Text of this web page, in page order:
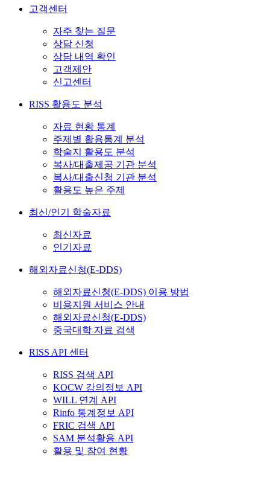
고객센터
자주 찾는 질문
상담 신청
상담 내역 확인
고객제안
신고센터
RISS 활용도 분석
자료 현황 통계
주제별 활용통계 분석
학술지 활용도 분석
복사/대출제공 기관 분석
복사/대출신청 기관 분석
활용도 높은 주제
최신/인기 학술자료
최신자료
인기자료
해외자료신청(E-DDS)
해외자료신청(E-DDS) 이용 방법
비용지원 서비스 안내
해외자료신청(E-DDS)
중국대학 자료 검색
RISS API 센터
RISS 검색 API
KOCW 강의정보 API
WILL 연계 API
Rinfo 통계정보 API
FRIC 검색 API
SAM 분석활용 API
활용 및 참여 현황